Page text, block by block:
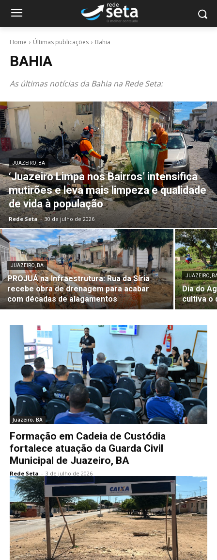
Home Últimas publicações Bahia
BAHIA
As últimas notícias da Bahia na Rede Seta:
JUAZEIRO, BA
‘Juazeiro Limpa nos Bairros’ intensifica
mutirões e leva mais limpeza e qualidade
de vida à população
Rede Seta - 30 de julho de 2026
JUAZEIRO, BA
PROJUÁ na Infraestrutura: Rua da Síria
recebe obra de drenagem para acabar
com décadas de alagamentos
JUAZEIRO,
Dia do
cultiva o
Juazeiro, BA
Formação em Cadeia de Custódia
fortalece atuação da Guarda Civil
Municipal de Juazeiro, BA
Rede Seta - 3 de julho de 2026